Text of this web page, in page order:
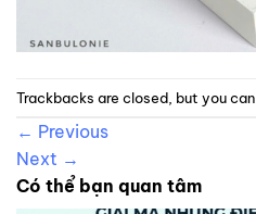
Trackbacks are closed, but you can
← Previous
Next →
Có thể bạn quan tâm